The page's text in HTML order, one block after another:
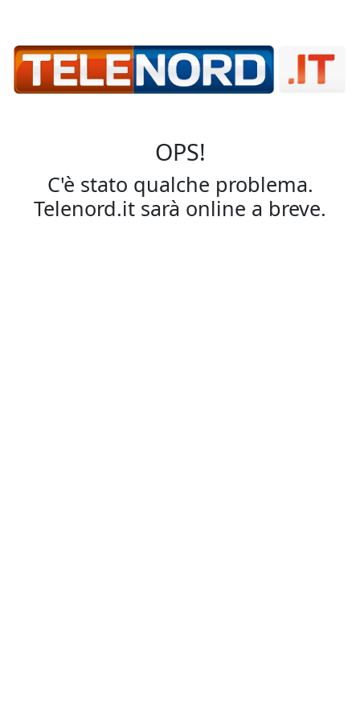
OPS!
C'è stato qualche problema.
Telenord.it sarà online a breve.